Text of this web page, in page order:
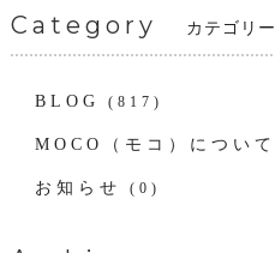
Category カテゴリー
BLOG (817)
MOCO（モコ）について
お知らせ (0)